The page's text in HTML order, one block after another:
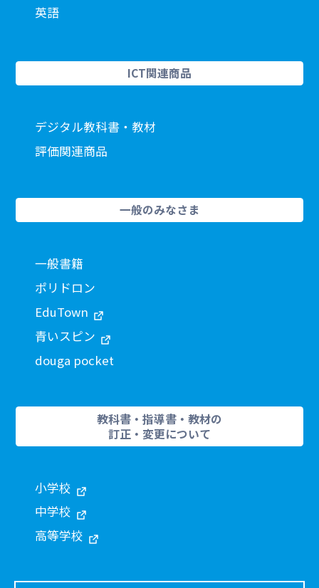
英語
ICT関連商品
デジタル教科書・教材
評価関連商品
一般のみなさま
一般書籍
ポリドロン
EduTown
青いスピン
douga pocket
教科書・指導書・教材の
訂正・変更について
小学校
中学校
高等学校